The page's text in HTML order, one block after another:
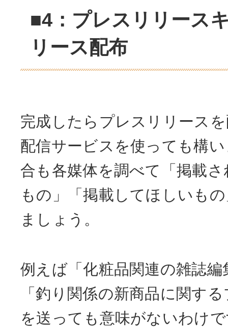
■4：プレスリリース
リース配布
完成したらプレスリリース
配信サービスを使っても構
合も各媒体を調べて「掲載
もの」「掲載してほしいも
ましょう。
例えば「化粧品関連の雑誌
「釣り関係の新商品に関す
を送っても意味がないわけ